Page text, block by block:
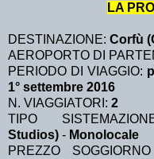
LA
DESTINAZIONE: Corfù
AEROPORTO DI
PERIODO DI VIAGGIO:
1° settembre 2016
N. VIAGGIATORI: 2
TIPO
Studios) - Monolocale
PREZZO